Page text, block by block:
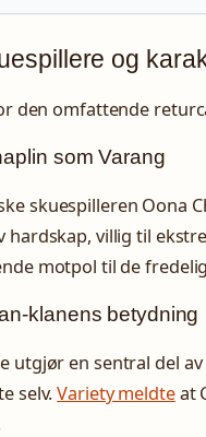
og
den omfattende
som Varang
skuespilleren Oona
hardskap, villig til
motpol til de
klanens betydning
utgjør en sentral del
selv.Variety meldteat